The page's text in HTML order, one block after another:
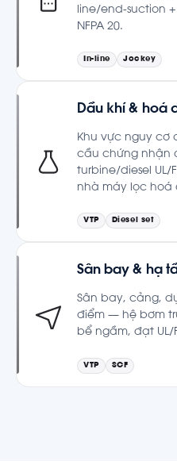
line/end-suction
NFPA 20.
In-line Jockey
Dầu khí & hoá
Khu vực nguy cơ
cầu chứng nhận
turbine/diesel UL/
nhà máy lọc hoá
VTP Diesel set
Sân bay & hạ
Sân bay, cảng,
điểm — hệ bơm
bể ngầm, đạt UL/
VTP SCF